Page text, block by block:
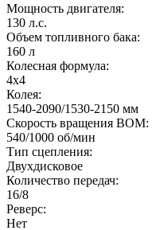
Мощность двигателя:
130 л.с.
Объем топливного бака:
160 л
Колесная формула:
4х4
Колея:
1540-2090/1530-2150 мм
Скорость вращения ВОМ:
540/1000 об/мин
Тип сцепления:
Двухдисковое
Количество передач:
16/8
Реверс:
Нет